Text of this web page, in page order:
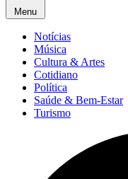
Menu
Notícias
Música
Cultura & Artes
Cotidiano
Política
Saúde & Bem-Estar
Turismo